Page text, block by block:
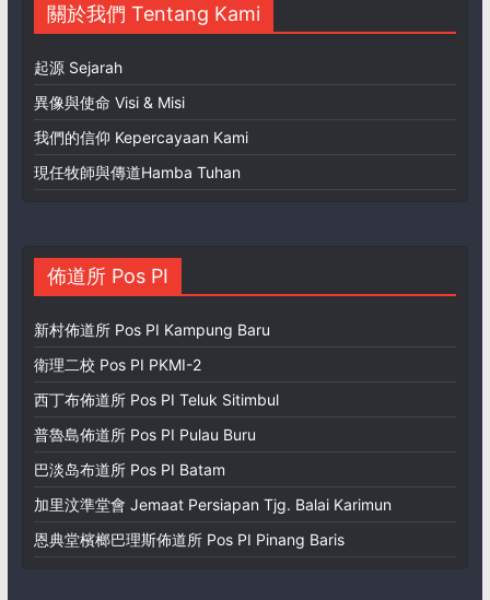
關於我們 Tentang Kami
起源 Sejarah
異像與使命 Visi & Misi
我們的信仰 Kepercayaan Kami
現任牧師與傳道Hamba Tuhan
佈道所 Pos PI
新村佈道所 Pos PI Kampung Baru
衛理二校 Pos PI PKMI-2
西丁布佈道所 Pos PI Teluk Sitimbul
普魯島佈道所 Pos PI Pulau Buru
巴淡岛布道所 Pos PI Batam
加里汶準堂會 Jemaat Persiapan Tjg. Balai Karimun
恩典堂檳榔巴理斯佈道所 Pos PI Pinang Baris